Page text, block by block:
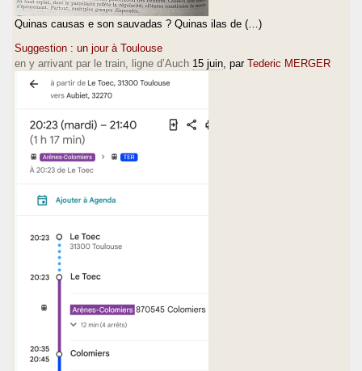
Quinas causas e son sauvadas ? Quinas ilas de (…)
Suggestion : un jour à Toulouse
en y arrivant par le train, ligne d’Auch 15 juin , par Tederic MERGER